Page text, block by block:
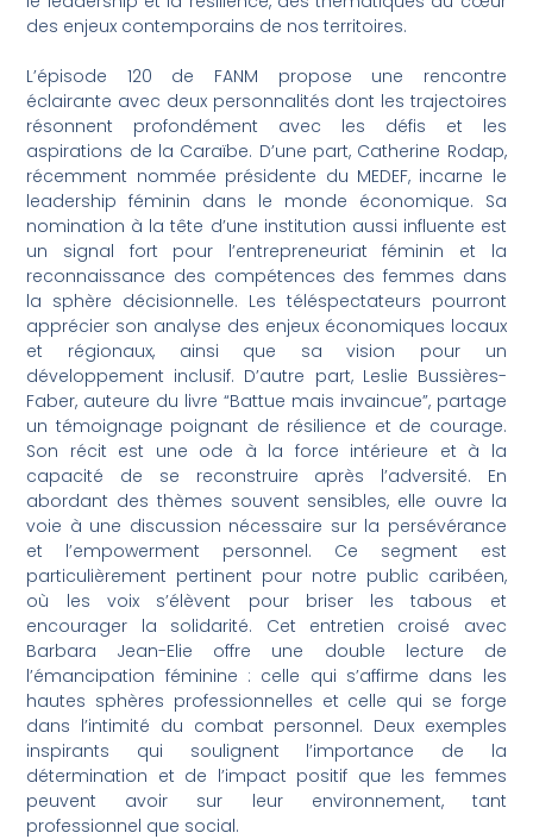
des enjeux contemporains de nos territoires.
L’épisode 120 de FANM propose une rencontre
éclairante avec deux personnalités dont les trajectoires
résonnent profondément avec les défis et les
aspirations de la Caraïbe. D’une part, Catherine Rodap,
récemment nommée présidente du MEDEF, incarne le
leadership féminin dans le monde économique. Sa
nomination à la tête d’une institution aussi influente est
un signal fort pour l’entrepreneuriat féminin et la
reconnaissance des compétences des femmes dans
la sphère décisionnelle. Les téléspectateurs pourront
apprécier son analyse des enjeux économiques locaux
et régionaux, ainsi que sa vision pour un
développement inclusif. D’autre part, Leslie Bussières-
Faber, auteure du livre “Battue mais invaincue”, partage
un témoignage poignant de résilience et de courage.
Son récit est une ode à la force intérieure et à la
capacité de se reconstruire après l’adversité. En
abordant des thèmes souvent sensibles, elle ouvre la
voie à une discussion nécessaire sur la persévérance
et l’empowerment personnel. Ce segment est
particulièrement pertinent pour notre public caribéen,
où les voix s’élèvent pour briser les tabous et
encourager la solidarité. Cet entretien croisé avec
Barbara Jean-Elie offre une double lecture de
l’émancipation féminine : celle qui s’affirme dans les
hautes sphères professionnelles et celle qui se forge
dans l’intimité du combat personnel. Deux exemples
inspirants qui soulignent l’importance de la
détermination et de l’impact positif que les femmes
peuvent avoir sur leur environnement, tant
professionnel que social.